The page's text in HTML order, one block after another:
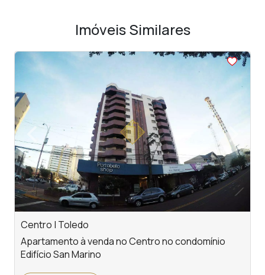
Imóveis Similares
< <
‹Previous ›
Next
Centro | Toledo
Apartamento à venda no Centro no condomínio
Edifício San Marino